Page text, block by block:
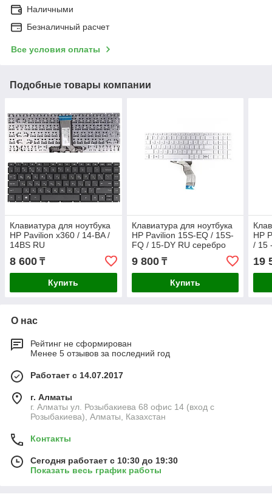
Наличными
Безналичный расчет
Все условия оплаты
Подобные товары компании
Клавиатура для ноутбука
HP Pavilion x360 / 14-BA /
14BS RU
8 600 ₸
Купить
Клавиатура для ноутбука
HP Pavilion 15S-EQ / 15S-
FQ / 15-DY RU серебро
9 800₸
Купить
HP
/ 15
19
О нас
Рейтинг не сформирован
Менее 5 отзывов за последний год
Работает с 14.07.2017
г. Алматы
г. Алматы ул. Розыбакиева 68 офис 14 (вход с
Розыбакиева), Алматы, Казахстан
Контакты
Сегодня работает с 10:30 до 19:30
Показать весь график работы